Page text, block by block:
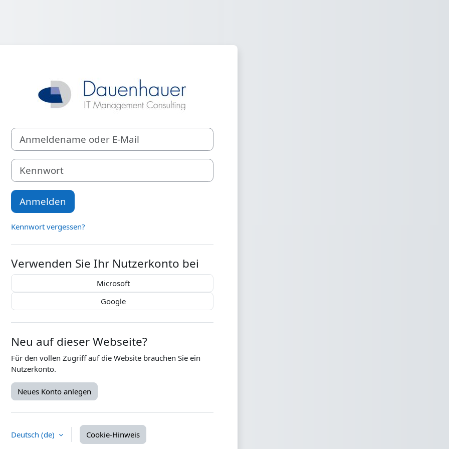
Anmelden bei 'Dauenhauer Training'
Anmeldename oder E-Mail
Kennwort
Anmelden
Kennwort vergessen?
Verwenden Sie Ihr Nutzerkonto bei
Microsoft
Google
Neu auf dieser Webseite?
Für den vollen Zugriff auf die Website brauchen Sie ein
Nutzerkonto.
Neues Konto anlegen
Deutsch ‎(de)‎ Cookie-Hinweis